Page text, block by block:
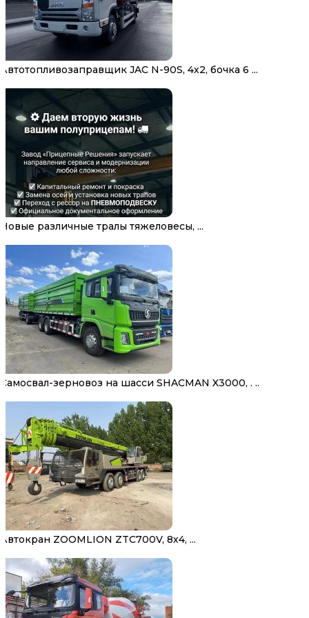
Автотопливозаправщик JAC N-90S, 4х2, бочка 6 ...
Новые различные тралы тяжеловесы, ...
Самосвал-зерновоз на шасси SHACMAN X3000, . ..
Автокран ZOOMLION ZTC700V, 8х4, ...